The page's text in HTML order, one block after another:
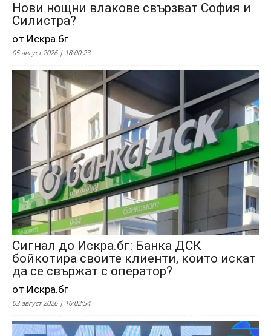
Нови нощни влакове свързват София и
Силистра?
от Искра.бг
05 август 2026 | 18:00:23
Сигнал до Искра.бг: Банка ДСК
бойкотира своите клиенти, които искат
да се свържат с оператор?
от Искра.бг
03 август 2026 | 16:02:54